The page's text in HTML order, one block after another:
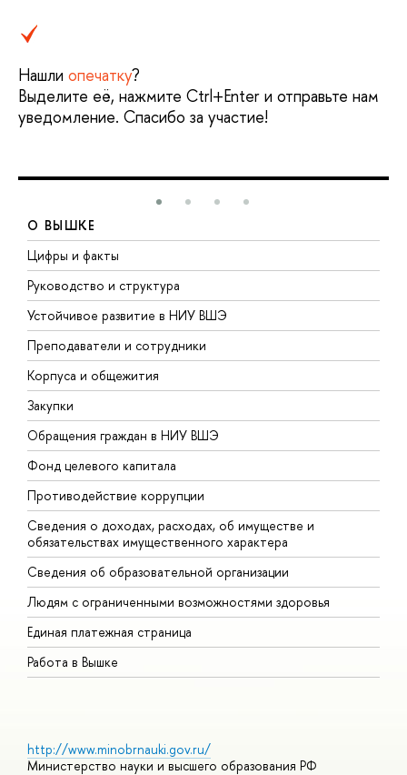
Нашли опечатку?
Выделите её, нажмите Ctrl+Enter и отправьте нам
уведомление. Спасибо за участие!
О ВЫШКЕ
Цифры и факты
Руководство и структура
Устойчивое развитие в НИУ ВШЭ
Преподаватели и сотрудники
Корпуса и общежития
Закупки
Обращения граждан в НИУ ВШЭ
Фонд целевого капитала
Противодействие коррупции
Сведения о доходах, расходах, об имуществе и
обязательствах имущественного характера
Сведения об образовательной организации
Людям с ограниченными возможностями здоровья
Единая платежная страница
Работа в Вышке
http://www.minobrnauki.gov.ru/
Министерство науки и высшего образования РФ